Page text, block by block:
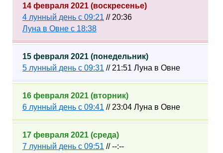
14 февраля 2021 (воскресенье)
4 лунный день с 09:21 // 20:36
Луна в Овне с 18:38
15 февраля 2021 (понедельник)
5 лунный день с 09:31 // 21:51 Луна в Овне
16 февраля 2021 (вторник)
6 лунный день с 09:41 // 23:04 Луна в Овне
17 февраля 2021 (среда)
7 лунный день с 09:51 // --:--